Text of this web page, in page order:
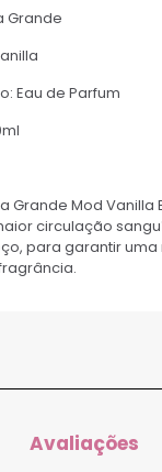
Grande
Eau de Parfum
Grande Mod Vanilla
circulação
para garantir
Avaliações